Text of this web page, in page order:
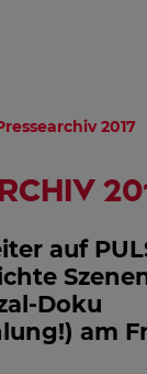
2017
auf
Doku
am